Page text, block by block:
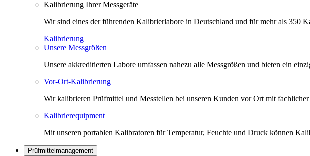
Kalibrierung Ihrer Messgeräte
Wir sind eines der führenden Kalibrierlabore in Deutschland und für mehr als
Kalibrierung
Unsere Messgrößen
Unsere akkreditierten Labore umfassen nahezu alle Messgrößen und bieten ein
Vor-Ort-Kalibrierung
Wir kalibrieren Prüfmittel und Messtellen bei unseren Kunden vor Ort mit
Kalibrierequipment
Mit unseren portablen Kalibratoren für Temperatur, Feuchte und Druck können
Prüfmittelmanagement